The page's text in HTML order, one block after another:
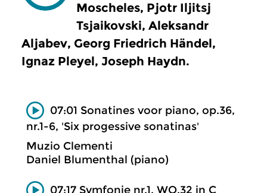
Moscheles, Pjotr Iljitsj
Tsjaikovski, Aleksandr
Aljabev, Georg Friedrich Händel,
Ignaz Pleyel, Joseph Haydn.
07:01 Sonatines voor piano, op.36,
nr.1-6, 'Six progessive sonatinas'
Muzio Clementi
Daniel Blumenthal (piano)
07:17 Symfonie nr.1, WO.32 in C